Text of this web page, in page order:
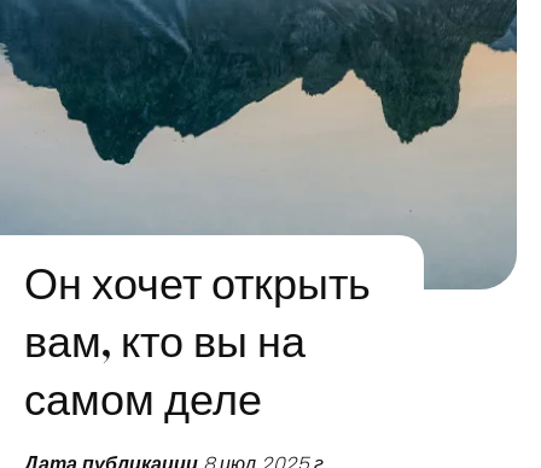
Он хочет открыть
вам, кто вы на
самом деле